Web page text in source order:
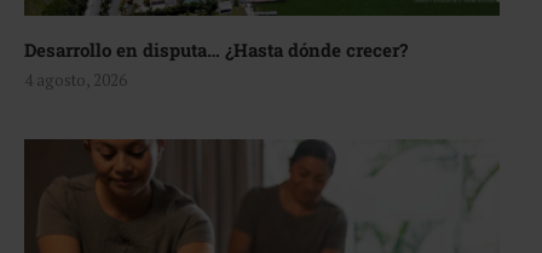
Desarrollo en disputa… ¿Hasta dónde crecer?
4 agosto, 2026